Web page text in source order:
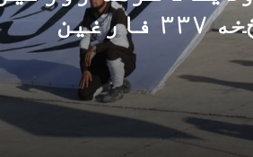
د شرطه
افغان کډوال د
له زندانونو
هیواد ته